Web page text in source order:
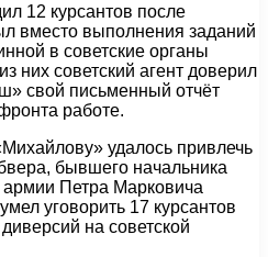
12 курсантов после
вместо выполнения заданий
в советские органы
них советский агент доверил
свой письменный отчёт
работе.
удалось привлечь
бывшего начальника
Петра Марковича
уговорить 17 курсантов
на советской